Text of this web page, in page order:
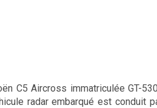
C5 Aircross immatriculée GT-
radar embarqué est conduit